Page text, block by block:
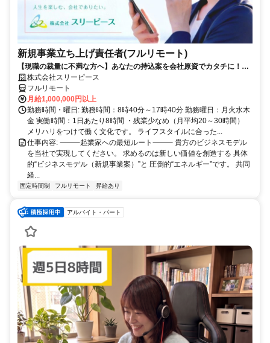
新規事業立ち上げ責任者(フルリモート)
【現職の裁量に不満な方へ】あなたの持込案を会社原資でカタチに！最
短6ヶ月で共同経営者の道へ
株式会社スリーピース
フルリモート
月給1,000,000円以上
勤務時間・曜日: 勤務時間：8時40分～17時40分 勤務曜日：月火水木
金 実働時間：1日あたり8時間 ・残業少なめ（月平均20～30時間）
メリハリをつけて働く文化です。 ライフスタイルに合った...
仕事内容: ⸻起業家への最短ルート⸻ 貴方のビジネスモデル
を当社で実現してください。 求めるのは新しい価値を創造する 具体
的“ビジネスモデル（新規事業案）”と 圧倒的“エネルギー”です。 共同
経...
固定時間制 フルリモート 昇給あり
アルバイト・パート